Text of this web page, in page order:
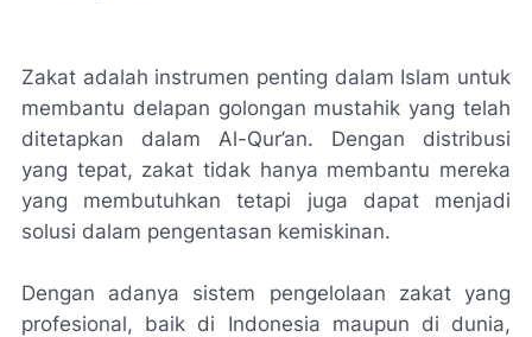
Zakat adalah instrumen penting dalam Islam untuk
membantu delapan golongan mustahik yang telah
ditetapkan dalam Al-Qur’an. Dengan distribusi
yang tepat, zakat tidak hanya membantu mereka
yang membutuhkan tetapi juga dapat menjadi
solusi dalam pengentasan kemiskinan.
Dengan adanya sistem pengelolaan zakat yang
profesional, baik di Indonesia maupun di dunia,